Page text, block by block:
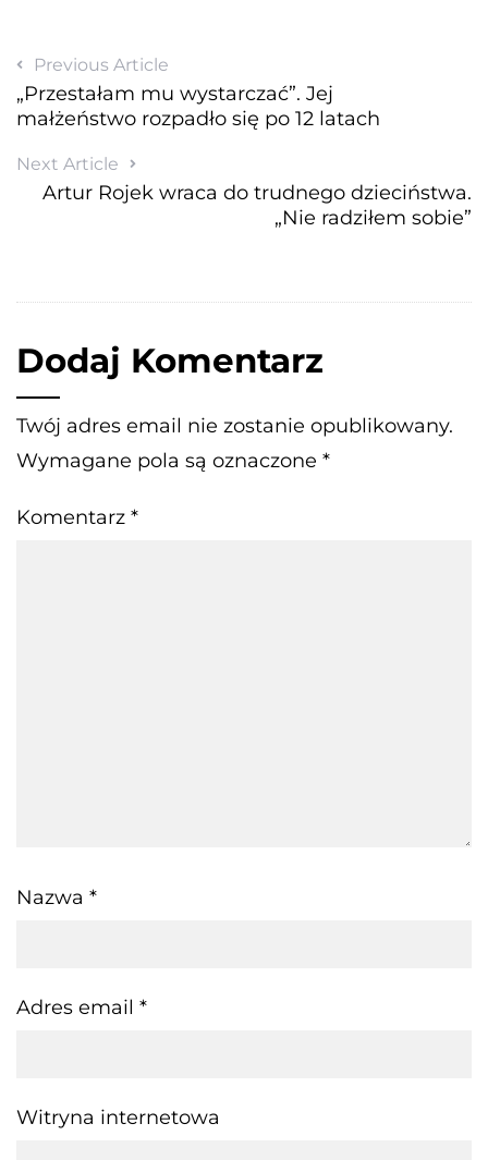
Previous Article
„Przestałam mu wystarczać”. Jej
małżeństwo rozpadło się po 12 latach
Next Article
Artur Rojek wraca do trudnego dzieciństwa.
„Nie radziłem sobie”
Dodaj Komentarz
Twój adres email nie zostanie opublikowany.
Wymagane pola są oznaczone *
Komentarz *
Nazwa *
Adres email *
Witryna internetowa